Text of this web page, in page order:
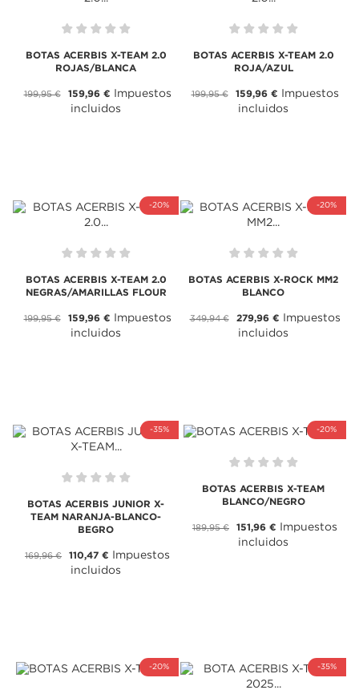
BOTAS ACERBIS X-TEAM 2.0
ROJAS/BLANCA
199,95 € 159,96 € Impuestos
incluidos
BOTAS ACERBIS X-TEAM 2.0
ROJA/AZUL
199,95 € 159,96 € Impuestos
incluidos
-20%
BOTAS ACERBIS X-TEAM 2.0
NEGRAS/AMARILLAS FLOUR
199,95 € 159,96 € Impuestos
incluidos
-20%
BOTAS ACERBIS X-ROCK MM2
BLANCO
349,94 € 279,96 € Impuestos
incluidos
-35%
BOTAS ACERBIS JUNIOR X-
TEAM NARANJA-BLANCO-
BEGRO
169,96 € 110,47 €
Impuestos
incluidos
-20%
BOTAS ACERBIS X-TEAM
BLANCO/NEGRO
189,95 € 151,96 €
Impuestos
incluidos
-20% -35%